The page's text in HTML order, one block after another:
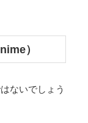
）
ないでしょう